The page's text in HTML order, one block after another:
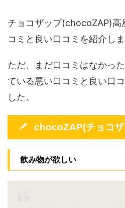
チョコザップ(chocoZAP)高
コミと良い口コミを紹介しま
ただ、まだ口コミはなかっ
ている悪い口コミと良い口
した。
chocoZAP(チョコザ
飲み物が欲しい